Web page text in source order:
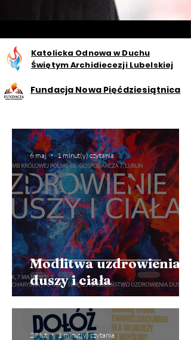
Katolicka Odnowa w Duchu
Świętym Archidiecezji Lubelskiej
Fundacja Nowa Pięćdziesiątnica
Modlitwa uzdrowienia
duszy i ciała
6 maj 1 minut(y) czytania
27 lut 1 minut(y) czytania